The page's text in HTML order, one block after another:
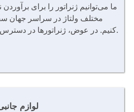
ما می‌توانیم ژنراتور را برای برآوردن
مختلف ولتاژ در سراسر جهان
کنیم. در عوض، ژنراتورها در دسترس هستند.
لوازم